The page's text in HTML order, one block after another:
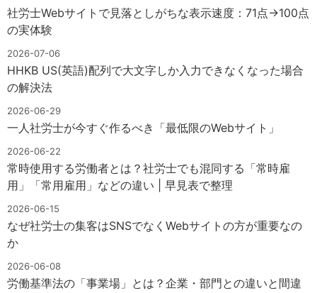
社労士Webサイトで見落としがちな表示速度：71点→100点
の実体験
2026-07-06
HHKB US(英語)配列で大文字しか入力できなくなった場合
の解決法
2026-06-29
一人社労士が今すぐ作るべき「最低限のWebサイト」
2026-06-22
常時使用する労働者とは？社労士でも混同する「常時雇
用」「常用雇用」などの違い | 早見表で整理
2026-06-15
なぜ社労士の集客はSNSでなくWebサイトの方が重要なの
か
2026-06-08
労働基準法の「事業場」とは？企業・部門との違いと間違